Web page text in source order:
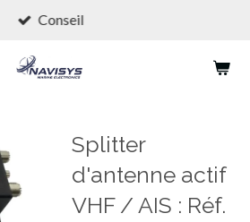
Conseil
Splitter
d'antenne actif
VHF / AIS : Réf.